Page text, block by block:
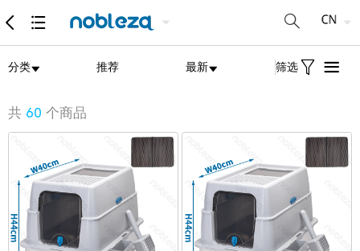
分类 推荐 最新 筛选
共 60 个商品